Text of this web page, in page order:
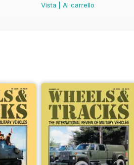
Vista
Al carrello